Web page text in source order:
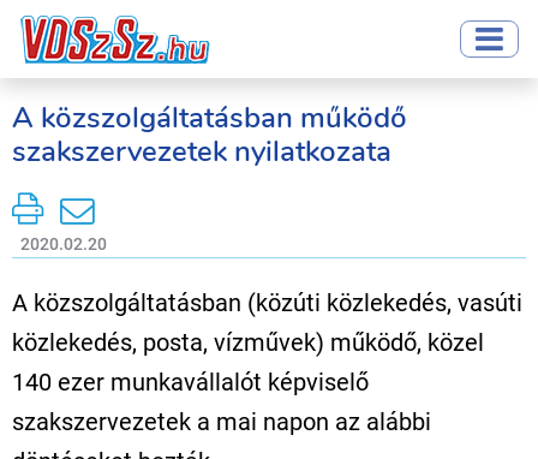
A közszolgáltatásban működő
szakszervezetek nyilatkozata
2020.02.20
A közszolgáltatásban (közúti közlekedés, vasúti
közlekedés, posta, vízművek) működő, közel
140 ezer munkavállalót képviselő
szakszervezetek a mai napon az alábbi